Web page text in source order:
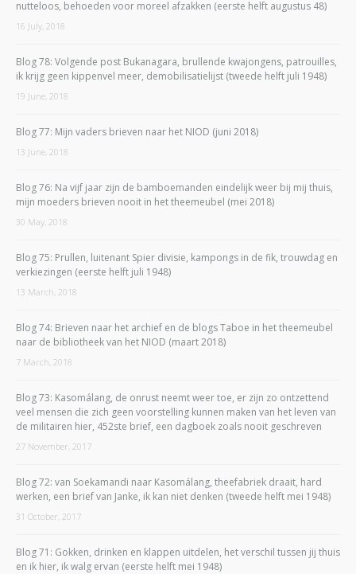
nutteloos, behoeden voor moreel afzakken (eerste helft augustus 48)
16 July, 2018
Blog 78: Volgende post Bukanagara, brullende kwajongens, patrouilles,
ik krijg geen kippenvel meer, demobilisatielijst (tweede helft juli 1948)
19 June, 2018
Blog 77: Mijn vaders brieven naar het NIOD (juni 2018)
13 June, 2018
Blog 76: Na vijf jaar zijn de bamboemanden eindelijk weer bij mij thuis,
mijn moeders brieven nooit in het theemeubel (mei 2018)
30 May, 2018
Blog 75: Prullen, luitenant Spier divisie, kampongs in de fik, trouwdag en
verkiezingen (eerste helft juli 1948)
13 March, 2018
Blog 74: Brieven naar het archief en de blogs Taboe in het theemeubel
naar de bibliotheek van het NIOD (maart 2018)
7 March, 2018
Blog 73: Kasomálang, de onrust neemt weer toe, er zijn zo ontzettend
veel mensen die zich geen voorstelling kunnen maken van het leven van
de militairen hier, 452ste brief, een dagboek zoals nooit geschreven
27 November, 2017
Blog 72: van Soekamandi naar Kasomálang, theefabriek draait, hard
werken, een brief van Janke, ik kan niet denken (tweede helft mei 1948)
31 October, 2017
Blog 71: Gokken, drinken en klappen uitdelen, het verschil tussen jij thuis
en ik hier, ik walg ervan (eerste helft mei 1948)